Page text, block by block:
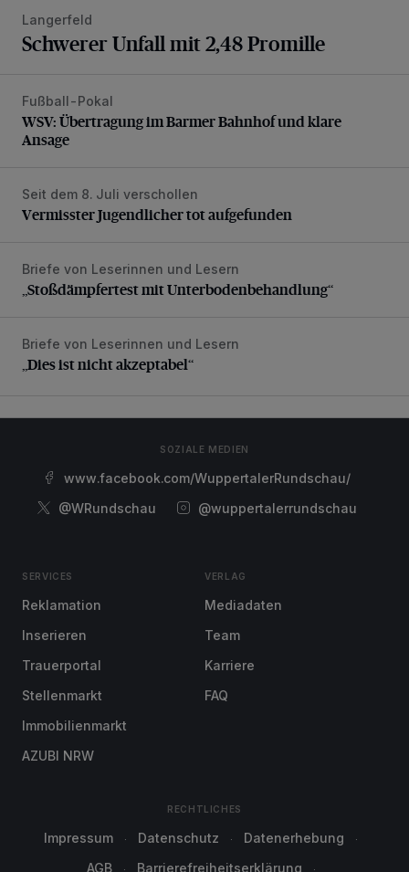
Langerfeld
Schwerer Unfall mit 2,48 Promille
WSV: Übertragung im Barmer Bahnhof und klare Ansage
Fußball-Pokal
WSV: Übertragung im Barmer Bahnhof und klare
Ansage
Vermisster Jugendlicher tot aufgefunden
Seit dem 8. Juli verschollen
Vermisster Jugendlicher tot aufgefunden
„Stoßdämpfertest mit Unterbodenbehandlung“
Briefe von Leserinnen und Lesern
„Stoßdämpfertest mit Unterbodenbehandlung“
„Dies ist nicht akzeptabel“
Briefe von Leserinnen und Lesern
„Dies ist nicht akzeptabel“
SOZIALE MEDIEN
www.facebook.com/WuppertalerRundschau/
@WRundschau
@wuppertalerrundschau
SERVICES
Reklamation
Inserieren
Trauerportal
Stellenmarkt
Immobilienmarkt
AZUBI NRW
VERLAG
Mediadaten
Team
Karriere
FAQ
RECHTLICHES
Impressum Datenschutz
Datenerhebung
AGB
Barrierefreiheitserklärung